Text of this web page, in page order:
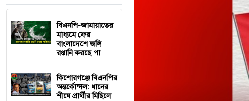
বিএনপি-জামায়াতের
মাধ্যমে ফের
বাংলাদেশে জঙ্গি
রপ্তানি করছে পা
কিশোরগঞ্জে বিএনপির
অন্তর্কোন্দল: ধানের
শীষে প্রার্থীর মিছিলে